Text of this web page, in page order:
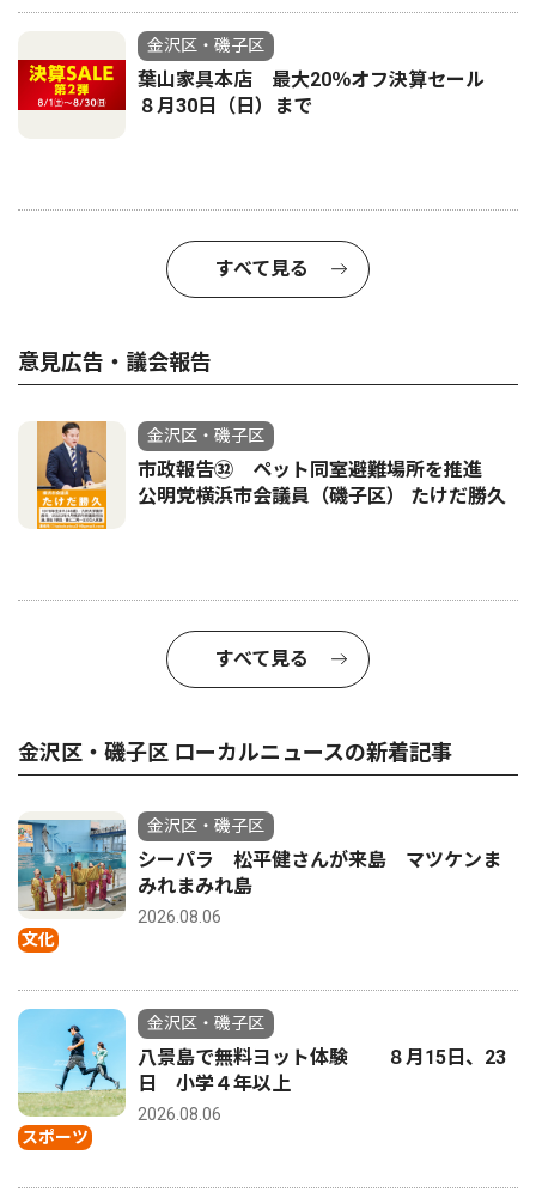
金沢区・磯子区
葉山家具本店 最大20％オフ決算セール
８月30日（日）まで
すべて見る
意見広告・議会報告
金沢区・磯子区
市政報告㉜ ペット同室避難場所を推進
公明党横浜市会議員（磯子区） たけだ勝久
すべて見る
金沢区・磯子区 ローカルニュースの新着記事
文化
金沢区・磯子区
シーパラ 松平健さんが来島 マツケンま
みれまみれ島
2026.08.06
スポーツ
金沢区・磯子区
八景島で無料ヨット体験 ８月15日、23
日 小学４年以上
2026.08.06